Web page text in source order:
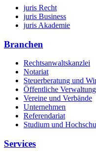
juris Recht
juris Business
juris Akademie
Branchen
Rechtsanwaltskanzlei
Notariat
Steuerberatung und
Öffentliche Verwaltung
Vereine und Verbände
Unternehmen
Referendariat
Studium und
Services